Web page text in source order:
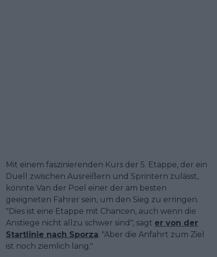
Mit einem faszinierenden Kurs der 5. Etappe, der ein
Duell zwischen Ausreißern und Sprintern zulässt,
könnte Van der Poel einer der am besten
geeigneten Fahrer sein, um den Sieg zu erringen.
"Dies ist eine Etappe mit Chancen, auch wenn die
Anstiege nicht allzu schwer sind", sagt er von der
Startlinie nach Sporza. "Aber die Anfahrt zum Ziel
ist noch ziemlich lang."